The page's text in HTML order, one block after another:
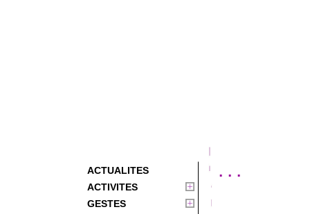
ACTUALITES
ACTIVITES
GESTES
...